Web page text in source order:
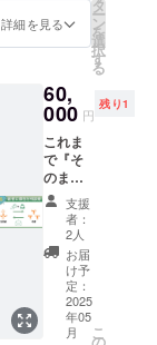
中で、
ふとヒ
たり、
笑った
り。 気
づけば
みんな
それぞ
れ一歩
前に進
んでい
る、そ
んな空
間を一
緒に
作って
緒に、
しい仕
組みを
いきま
せん
か？
考え、5
月1日
(木)に追
ことに
しまし
た。
「東京
で挑戦
するん
だ」(し
かし、
懐事情
は正直
厳し
い…) そ
んな若
者が、
安心し
メッ
セー
ジ （5
予定）
⑤活動
報告レ
ポート
(10月送
付予定)
※お名前
掲載を
ご希望
でない
場合
は、ご
支援時
に備考
ちか
ら、あ
お届け
しま
す。 ▼
リター
ン内容
①滞在
した若
者から
の感想
メッ
セージ
(3名) ②
シン そ
のまん
内容 ①
活動報
(10月送
付予定)
②若者1
名にシ
ン その
まんま
荘の24
時間滞
在を提
供！ ※
滞在す
る若者
は、公
式アカ
お話し
ます！
荘』を
支えて
さった
皆さん
に、彼
らの今
をお伝
えした
いと思
いま
す！ ▼
リター
ン内容
このレ
た理由
やそれ
若者の
想いを
お伝え
しま
す。 さ
らに、
オンラ
イン報
告会
で、若
者たち
い、彼
らの挑
してき
まし
た。こ
れから
もその
経験を
活かし
て、一
人一人
の想い
に向き
合い続
けま
す。 シ
ン その
詳細を見る
タ
ー
ン
を
選
択
す
る
60,
000 円
残り1
これま
で『そ
のまん
ま荘』
を通じ
て、
1000名
以上の
若者た
ちの悩
みや転
機に寄
支援
者：
2人
お届
け予
定：
2025
年05
月
こ